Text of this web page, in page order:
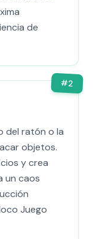
de
#2
del ratón o la
objetos.
y crea
un caos
Juego